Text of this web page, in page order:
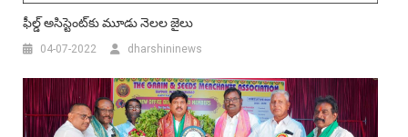
ఫీల్డ్ అసిస్టెంట్‌కు మూడు నెలల జైలు
04-07-2022 dharshininews